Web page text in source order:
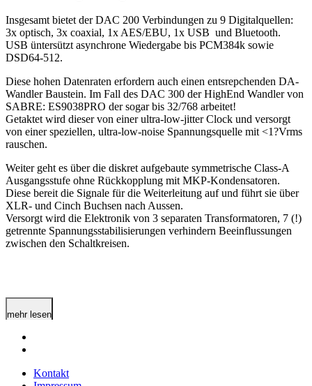
Insgesamt bietet der DAC 200 Verbindungen zu 9 Digitalquellen:
3x optisch, 3x coaxial, 1x AES/EBU, 1x USB und Bluetooth.
USB üntersützt asynchrone Wiedergabe bis PCM384k sowie
DSD64-512.
Diese hohen Datenraten erfordern auch einen entsrepchenden DA-
Wandler Baustein. Im Fall des DAC 300 der HighEnd Wandler von
SABRE: ES9038PRO der sogar bis 32/768 arbeitet!
Getaktet wird dieser von einer ultra-low-jitter Clock und versorgt
von einer speziellen, ultra-low-noise Spannungsquelle mit <1?Vrms
rauschen.
Weiter geht es über die diskret aufgebaute symmetrische Class-A
Ausgangsstufe ohne Rückkopplung mit MKP-Kondensatoren.
Diese bereit die Signale für die Weiterleitung auf und führt sie über
XLR- und Cinch Buchsen nach Aussen.
Versorgt wird die Elektronik von 3 separaten Transformatoren, 7 (!)
getrennte Spannungsstabilisierungen verhindern Beeinflussungen
zwischen den Schaltkreisen.
mehr lesen
Kontakt